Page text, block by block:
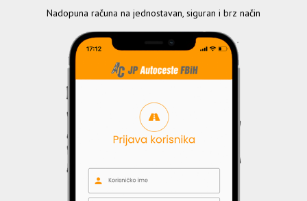
Nadopuna računa na jednostavan, siguran i brz način